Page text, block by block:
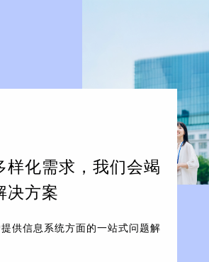
化需求， 我们会竭
决方案
供信息系统方面的一站式问题解